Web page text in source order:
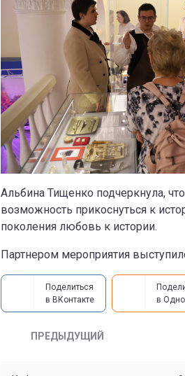
Альбина Тищенко подчеркнула,
возможность прикоснуться к
поколения любовь к истории.
Партнером мероприятия
Поделиться
в ВКонтакте
в
ПРЕДЫДУЩИЙ